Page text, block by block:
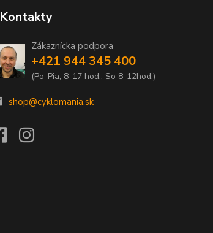
Kontakty
Zákaznícka podpora
+421 944 345 400
(Po-Pia, 8-17 hod., So 8-12hod.)
shop@cyklomania.sk